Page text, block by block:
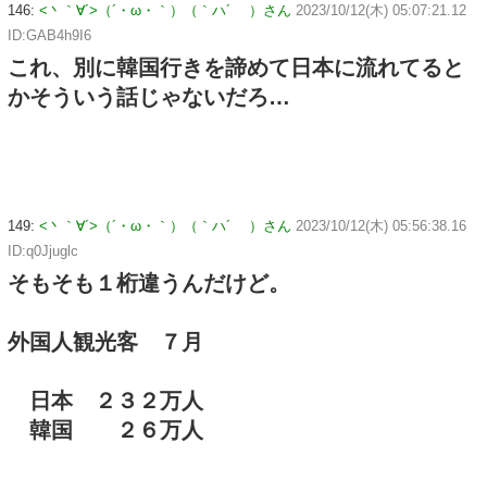
146: <丶｀∀´>（´・ω・｀）（｀ハ´ ）さん 2023/10/12(木) 05:07:21.12
ID:GAB4h9I6
これ、別に韓国行きを諦めて日本に流れてると
かそういう話じゃないだろ…
149: <丶｀∀´>（´・ω・｀）（｀ハ´ ）さん 2023/10/12(木) 05:56:38.16
ID:q0Jjuglc
そもそも１桁違うんだけど。
外国人観光客 ７月
日本 ２３２万人
韓国 ２６万人